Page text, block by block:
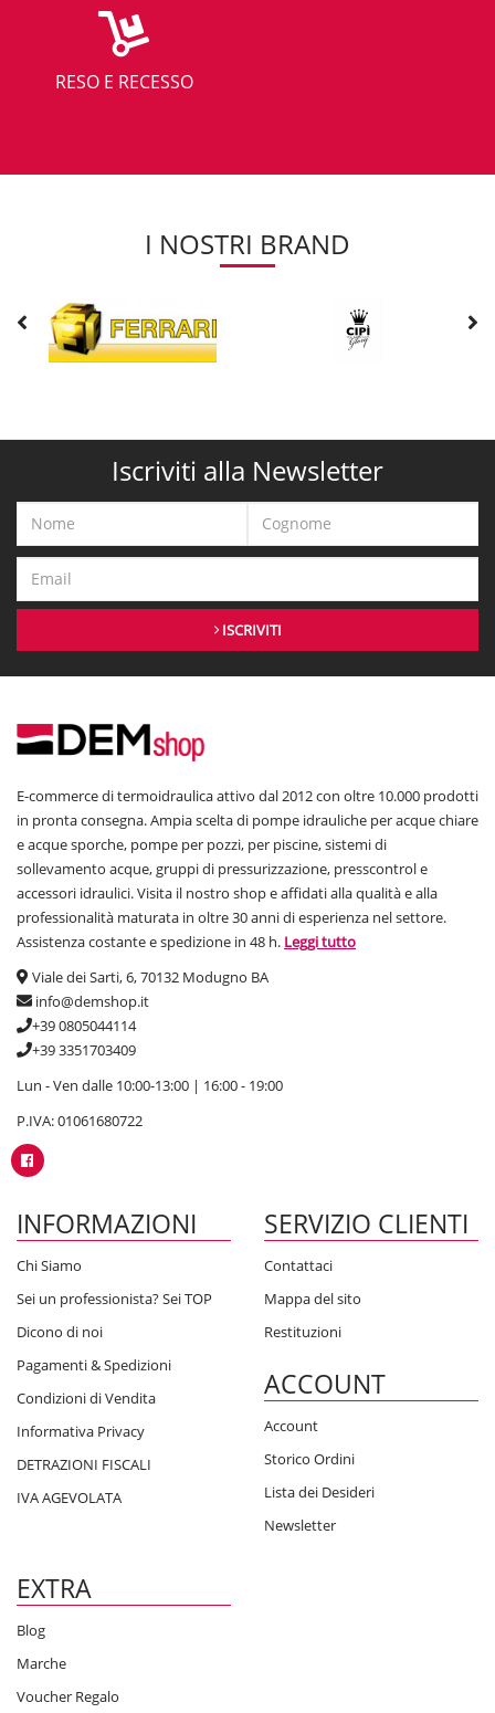
RESO E RECESSO
I NOSTRI BRAND
Iscriviti alla Newsletter
ISCRIVITI
E-commerce di termoidraulica attivo dal 2012 con oltre 10.000 prodotti
in pronta consegna. Ampia scelta di pompe idrauliche per acque chiare
e acque sporche, pompe per pozzi, per piscine, sistemi di
sollevamento acque, gruppi di pressurizzazione, presscontrol e
accessori idraulici. Visita il nostro shop e affidati alla qualità e alla
professionalità maturata in oltre 30 anni di esperienza nel settore.
Assistenza costante e spedizione in 48 h. Leggi tutto
Viale dei Sarti, 6, 70132 Modugno BA
info@demshop.it
+39 0805044114
+39 3351703409
Lun - Ven dalle 10:00-13:00 | 16:00 - 19:00
P.IVA: 01061680722
INFORMAZIONI
Chi Siamo
Sei un professionista? Sei TOP
Dicono di noi
Pagamenti & Spedizioni
Condizioni di Vendita
Informativa Privacy
DETRAZIONI FISCALI
IVA AGEVOLATA
SERVIZIO CLIENTI
Contattaci
Mappa del sito
Restituzioni
ACCOUNT
Account
Storico Ordini
Lista dei Desideri
Newsletter
EXTRA
Blog
Marche
Voucher Regalo